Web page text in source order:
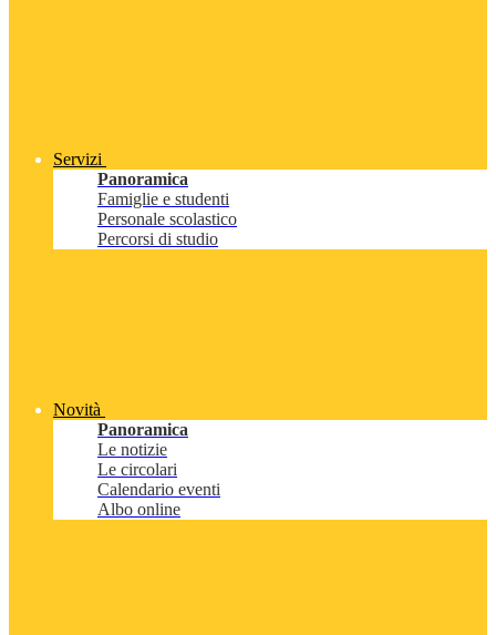
Servizi
Panoramica
Famiglie e studenti
Personale scolastico
Percorsi di studio
Novità
Panoramica
Le notizie
Le circolari
Calendario eventi
Albo online